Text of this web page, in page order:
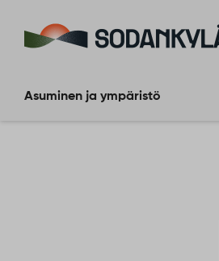
Asuminen ja ympäristö